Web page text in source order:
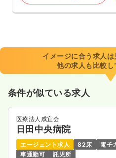
イメージに合う求人
他の求人も比較し
条件が似ている求人
医療法人咸宜会
日田中央病院
エージェント求人 82床
電子
車通勤可
託児所